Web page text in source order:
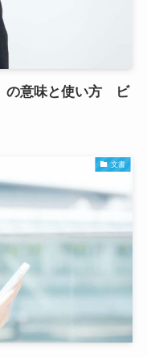
の意味と使い方 ビ
文書